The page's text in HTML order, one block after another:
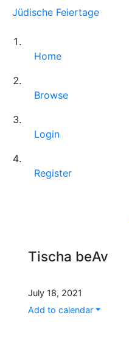
Jüdische Feiertage
Home
Browse
Login
Register
Tischa beAv
July 18, 2021
Add to calendar